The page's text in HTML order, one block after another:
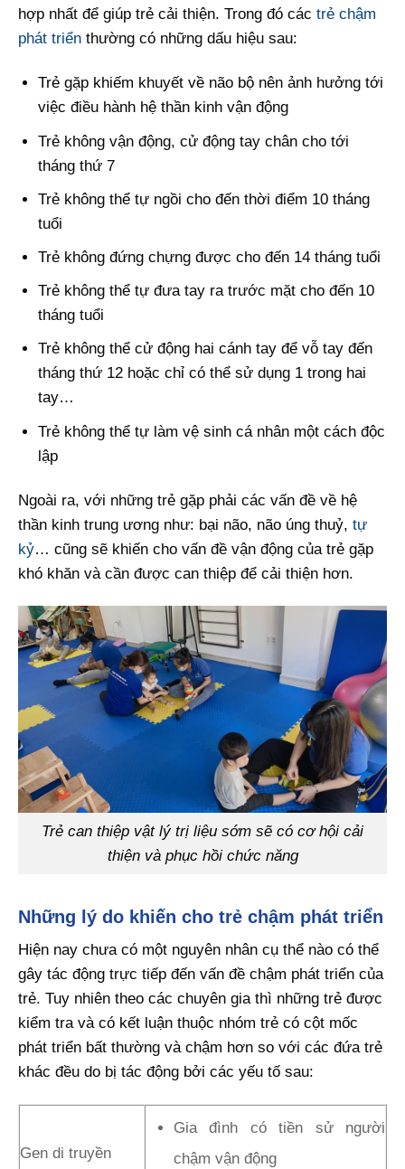
hợp nhất để giúp trẻ cải thiện. Trong đó các trẻ chậm
phát triển thường có những dấu hiệu sau:
Trẻ gặp khiếm khuyết về não bộ nên ảnh hưởng tới
việc điều hành hệ thần kinh vận động
Trẻ không vận động, cử động tay chân cho tới
tháng thứ 7
Trẻ không thể tự ngồi cho đến thời điểm 10 tháng
tuổi
Trẻ không đứng chựng được cho đến 14 tháng tuổi
Trẻ không thể tự đưa tay ra trước mặt cho đến 10
tháng tuổi
Trẻ không thể cử động hai cánh tay để vỗ tay đến
tháng thứ 12 hoặc chỉ có thể sử dụng 1 trong hai
tay…
Trẻ không thể tự làm vệ sinh cá nhân một cách độc
lập
Ngoài ra, với những trẻ gặp phải các vấn đề về hệ
thần kinh trung ương như: bại não, não úng thuỷ, tự
kỷ… cũng sẽ khiến cho vấn đề vận động của trẻ gặp
khó khăn và cần được can thiệp để cải thiện hơn.
Trẻ can thiệp vật lý trị liệu sớm sẽ có cơ hội cải
thiện và phục hồi chức năng
Những lý do khiến cho trẻ chậm phát triển
Hiện nay chưa có một nguyên nhân cụ thể nào có thể
gây tác động trực tiếp đến vấn đề chậm phát triển của
trẻ. Tuy nhiên theo các chuyên gia thì những trẻ được
kiểm tra và có kết luận thuộc nhóm trẻ có cột mốc
phát triển bất thường và chậm hơn so với các đứa trẻ
khác đều do bị tác động bởi các yếu tố sau:
Gen di truyền
Gia đình có tiền sử người
chậm vận động